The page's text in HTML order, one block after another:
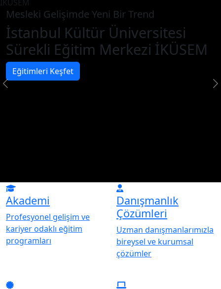
Mesleki Gelişimde Yeni Bir Trend
İstanbul Kültür Üniversitesi
Sürekli Eğitim Merkezi İKÜSEM
Eğitimleri Keşfet
Akademi
Profesyonel gelişim ve
kariyer odaklı eğitim
programları
Danışmanlık
Çözümleri
Uzman danışmanlarımızla
bireysel ve kurumsal
çözümler